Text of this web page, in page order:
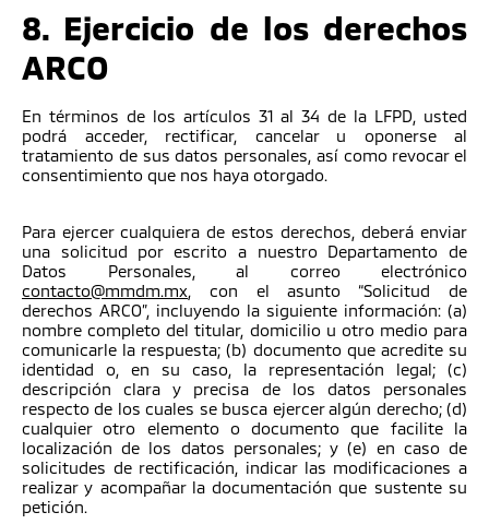
8. Ejercicio de los derechos
ARCO
En términos de los artículos 31 al 34 de la LFPD, usted
podrá acceder, rectificar, cancelar u oponerse al
tratamiento de sus datos personales, así como revocar el
consentimiento que nos haya otorgado.
Para ejercer cualquiera de estos derechos, deberá enviar
una solicitud por escrito a nuestro Departamento de
Datos Personales, al correo electrónico
contacto@mmdm.mx, con el asunto “Solicitud de
derechos ARCO”, incluyendo la siguiente información: (a)
nombre completo del titular, domicilio u otro medio para
comunicarle la respuesta; (b) documento que acredite su
identidad o, en su caso, la representación legal; (c)
descripción clara y precisa de los datos personales
respecto de los cuales se busca ejercer algún derecho; (d)
cualquier otro elemento o documento que facilite la
localización de los datos personales; y (e) en caso de
solicitudes de rectificación, indicar las modificaciones a
realizar y acompañar la documentación que sustente su
petición.